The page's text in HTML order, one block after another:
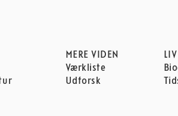
MERE VIDEN
Værkliste
Udforsk